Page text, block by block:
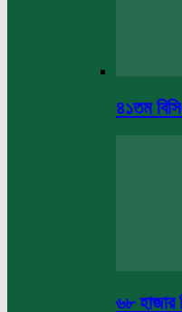
৪১তম
৬৮ হাজার